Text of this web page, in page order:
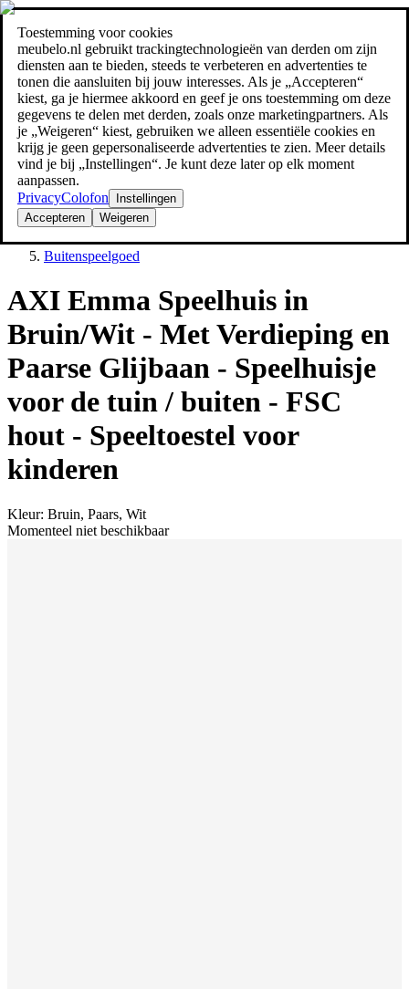
Toestemming voor cookies
meubelo.nl gebruikt trackingtechnologieën van derden om zijn
diensten aan te bieden, steeds te verbeteren en advertenties te
tonen die aansluiten bij jouw interesses. Als je „Accepteren“
kiest, ga je hiermee akkoord en geef je ons toestemming om deze
gegevens te delen met derden, zoals onze marketingpartners. Als
je „Weigeren“ kiest, gebruiken we alleen essentiële cookies en
krijg je geen gepersonaliseerde advertenties te zien. Meer details
vind je bij „Instellingen“. Je kunt deze later op elk moment
aanpassen.
PrivacyColofon
Instellingen
Accepteren
Weigeren
Zoeken
meubel jezelf de beste prijs!meubel jezelf de beste prijs!
Tuin
Buitenspeelgoed
AXI Emma Speelhuis in
Bruin/Wit - Met Verdieping en
Paarse Glijbaan - Speelhuisje
voor de tuin / buiten - FSC
hout - Speeltoestel voor
kinderen
Kleur: Bruin, Paars, Wit
Momenteel niet beschikbaar